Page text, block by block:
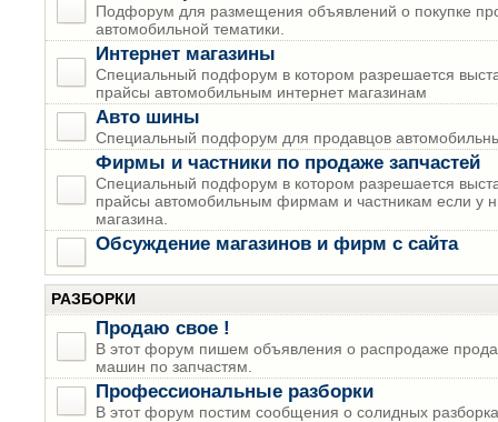
Подфорум для размещения объявлений о покупке
автомобильной тематики.
Интернет магазины
Специальный подфорум в котором разрешается
прайсы автомобильным интернет магазинам
Авто шины
Специальный подфорум для продавцов
Фирмы и частники по продаже запчастей
Специальный подфорум в котором разрешается
прайсы автомобильным фирмам и частникам если у
магазина.
Обсуждение магазинов и фирм с сайта
РАЗБОРКИ
Продаю свое !
В этот форум пишем объявления о распродаже
машин по запчастям.
Профессиональные разборки
В этот форум постим сообщения о солидных